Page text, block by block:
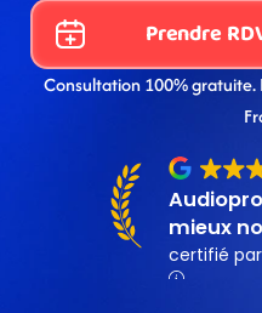
Prendre
Consultation 100% gratuite.